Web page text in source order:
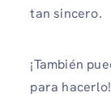
tan sincero.
¡También
para hacerlo!